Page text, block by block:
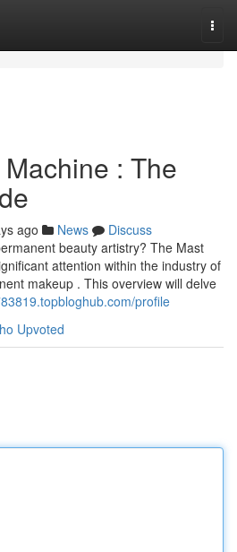
: The
ago News
Discuss
beauty artistry? The Mast
attention within the industry of
makeup . This overview will delve
profile
Upvoted